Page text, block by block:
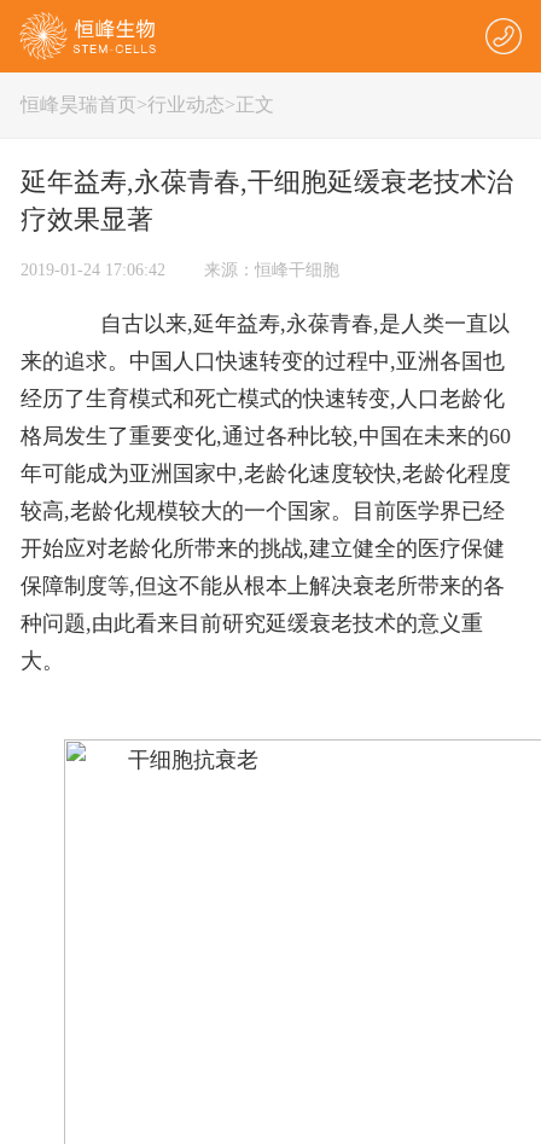
恒峰昊瑞首页>行业动态>正文
延年益寿,永葆青春,干细胞延缓衰老技术治
疗效果显著
2019-01-24 17:06:42 来源：恒峰干细胞
自古以来,延年益寿,永葆青春,是人类一直以
来的追求。中国人口快速转变的过程中,亚洲各国也
经历了生育模式和死亡模式的快速转变,人口老龄化
格局发生了重要变化,通过各种比较,中国在未来的60
年可能成为亚洲国家中,老龄化速度较快,老龄化程度
较高,老龄化规模较大的一个国家。目前医学界已经
开始应对老龄化所带来的挑战,建立健全的医疗保健
保障制度等,但这不能从根本上解决衰老所带来的各
种问题,由此看来目前研究延缓衰老技术的意义重
大。